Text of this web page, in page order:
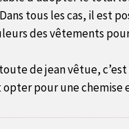
tous les cas, il est
des vêtements
de jean vêtue,
opter pour une